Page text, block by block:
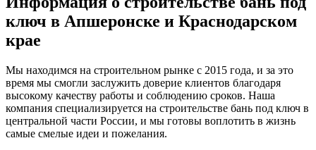
ключ в Апшеронске и Краснодарском
крае
Мы находимся на строительном рынке с 2015 года, и за это
время мы смогли заслужить доверие клиентов благодаря
высокому качеству работы и соблюдению сроков. Наша
компания специализируется на строительстве бань под ключ в
центральной части России, и мы готовы воплотить в жизнь
самые смелые идеи и пожелания.